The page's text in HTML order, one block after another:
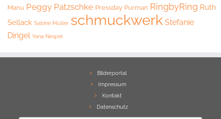
Manu Peggy Patzschke Pressday Purman RingbyRing Ruth
Sellack Sabine Müller schmuckwerk Stefanie
Dingel Yana Nesper
Bilderportal
Impressum
Kontakt
Datenschutz